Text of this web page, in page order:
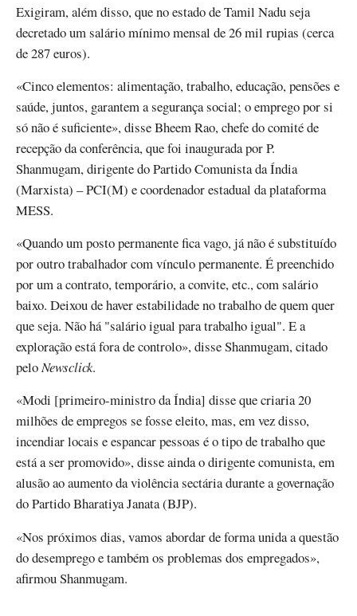
Exigiram, além disso, que no estado de Tamil Nadu seja
decretado um salário mínimo mensal de 26 mil rupias (cerca
de 287 euros).
«Cinco elementos: alimentação, trabalho, educação, pensões e
saúde, juntos, garantem a segurança social; o emprego por si
só não é suficiente», disse Bheem Rao, chefe do comité de
recepção da conferência, que foi inaugurada por P.
Shanmugam, dirigente do Partido Comunista da Índia
(Marxista) – PCI(M) e coordenador estadual da plataforma
MESS.
«Quando um posto permanente fica vago, já não é substituído
por outro trabalhador com vínculo permanente. É preenchido
por um a contrato, temporário, a convite, etc., com salário
baixo. Deixou de haver estabilidade no trabalho de quem quer
que seja. Não há "salário igual para trabalho igual". E a
exploração está fora de controlo», disse Shanmugam, citado
peloNewsclick.
«Modi [primeiro-ministro da Índia] disse que criaria 20
milhões de empregos se fosse eleito, mas, em vez disso,
incendiar locais e espancar pessoas é o tipo de trabalho que
está a ser promovido», disse ainda o dirigente comunista, em
alusão ao aumento da violência sectária durante a governação
do Partido Bharatiya Janata (BJP).
«Nos próximos dias, vamos abordar de forma unida a questão
do desemprego e também os problemas dos empregados»,
afirmou Shanmugam.